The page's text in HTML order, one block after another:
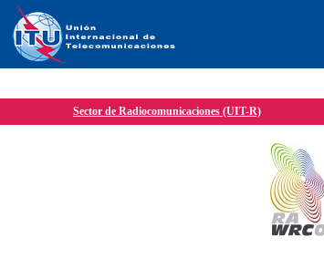
Sector de Radiocomunicaciones (UIT-R)